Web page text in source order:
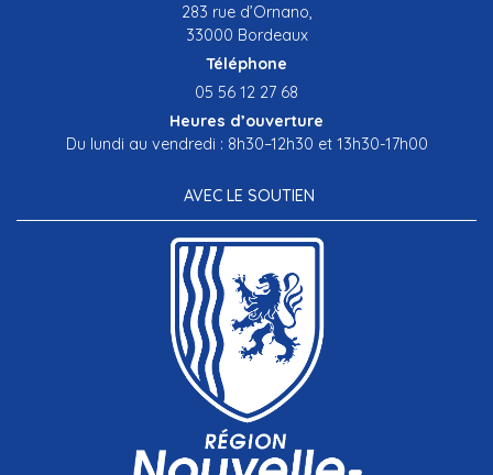
283 rue d’Ornano,
33000 Bordeaux
Téléphone
05 56 12 27 68
Heures d’ouverture
Du lundi au vendredi : 8h30–12h30 et 13h30-17h00
AVEC LE SOUTIEN